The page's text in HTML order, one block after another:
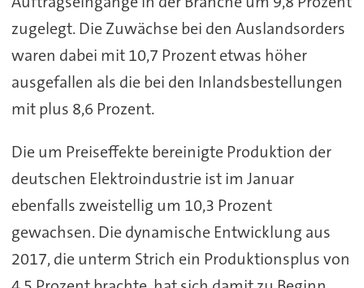
zugelegt. Die Zuwächse bei den Auslandsorders
waren dabei mit 10,7 Prozent etwas höher
ausgefallen als die bei den Inlandsbestellungen
mit plus 8,6 Prozent.
Die um Preiseffekte bereinigte Produktion der
deutschen Elektroindustrie ist im Januar
ebenfalls zweistellig um 10,3 Prozent
gewachsen. Die dynamische Entwicklung aus
2017, die unterm Strich ein Produktionsplus von